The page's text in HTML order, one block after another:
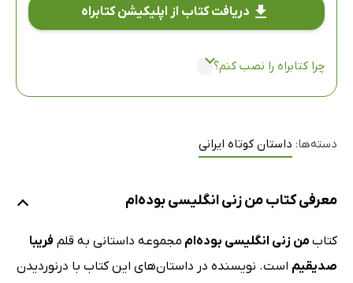
دریافت کتاب از اپلیکیشن کتابراه
چرا کتابراه را نصب کنم؟
دسته‌ها: داستان کوتاه ایرانی
معرفی کتاب من زنی انگلیسی بوده‌ام
کتاب من زنی انگلیسی بوده‌ام مجموعه داستانی به قلم فریبا
صدیقیم است. نویسنده در داستان‌های این کتاب با درنوردیدن